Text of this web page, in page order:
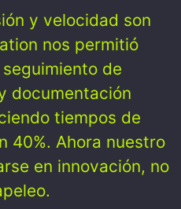
y velocidad son
nos permitió
de
documentación
tiempos de
40%. Ahora nuestro
en innovación, no